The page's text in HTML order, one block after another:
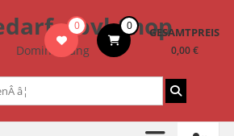
– bvl-Shop
Dominik Lang
0 0 GESAMTPREIS
0,00 €